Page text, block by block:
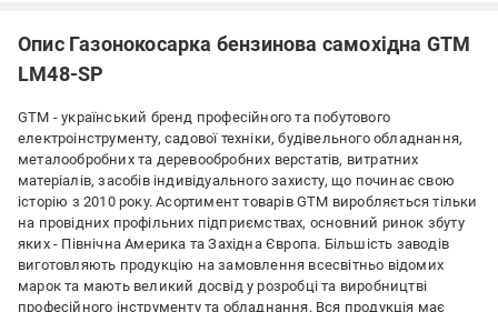
Опис Газонокосарка бензинова самохідна GTM
LM48-SP
GTM - український бренд професійного та побутового
електроінструменту, садової техніки, будівельного обладнання,
металообробних та деревообробних верстатів, витратних
матеріалів, засобів індивідуального захисту, що починає свою
історію з 2010 року. Асортимент товарів GTM виробляється тільки
на провідних профільних підприємствах, основний ринок збуту
яких - Північна Америка та Західна Європа. Більшість заводів
виготовляють продукцію на замовлення всесвітньо відомих
марок та мають великий досвід у розробці та виробництві
професійного інструменту та обладнання. Вся продукція має